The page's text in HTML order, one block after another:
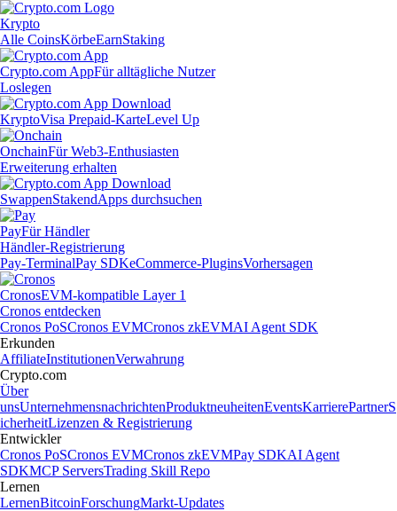
Krypto
Alle CoinsKörbeEarnStaking
Crypto.com AppFür alltägliche Nutzer
Loslegen
KryptoVisa Prepaid-KarteLevel Up
OnchainFür Web3-Enthusiasten
Erweiterung erhalten
SwappenStakendApps durchsuchen
PayFür Händler
Händler-Registrierung
Pay-TerminalPay SDKeCommerce-PluginsVorhersagen
CronosEVM-kompatible Layer 1
Cronos entdecken
Cronos PoSCronos EVMCronos zkEVMAI Agent SDK
Erkunden
AffiliateInstitutionenVerwahrung
Crypto.com
Über
unsUnternehmensnachrichtenProduktneuheitenEventsKarrierePartnerS
icherheitLizenzen & Registrierung
Entwickler
Cronos PoSCronos EVMCronos zkEVMPay SDKAI Agent
SDKMCP ServersTrading Skill Repo
Lernen
LernenBitcoinForschungMarkt-Updates